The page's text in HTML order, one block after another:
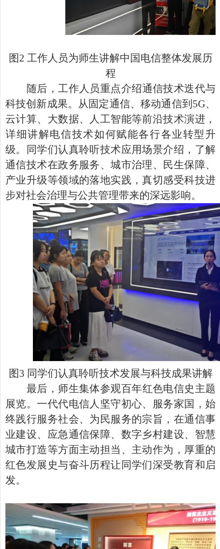
图2 工作人员为师生讲解中国电信整体发展历
程
随后，工作人员重点介绍通信技术迭代与
科技创新成果。从固定通信、移动通信到 5G、
云计算、大数据、人工智能等前沿技术演进，
详细讲解电信技术如何赋能各行各业转型升
级。同学们认真聆听技术应用场景介绍，了解
通信技术在政务服务、城市治理、民生保障、
产业升级等领域的落地实践，真切感受科技进
步对社会治理与公共管理带来的深远影响。
图3 同学们认真聆听技术发展与科技成果讲解
最后，师生集体参观百年红色电信史主题
展览。一代代电信人坚守初心、服务家国，始
终践行服务社会、为民服务的宗旨，在通信事
业建设、应急通信保障、数字乡村建设、智慧
城市打造等方面主动担当、主动作为，厚重的
红色发展史与奋斗历程让同学们深受教育和启
发。